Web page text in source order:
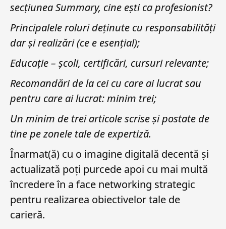
secțiunea Summary, cine ești ca profesionist?
Principalele roluri deținute cu responsabilități
dar și realizări (ce e esențial);
Educație – școli, certificări, cursuri relevante;
Recomandări de la cei cu care ai lucrat sau
pentru care ai lucrat: minim trei;
Un minim de trei articole scrise și postate de
tine pe zonele tale de expertiză.
Înarmat(ă) cu o imagine digitală decentă și
actualizată poți purcede apoi cu mai multă
încredere în a face networking strategic
pentru realizarea obiectivelor tale de
carieră.